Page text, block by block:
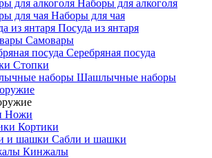
Наборы для алкоголя
Наборы для чая
Посуда из янтаря
Самовары
Серебряная посуда
Стопки
Шашлычные наборы
Ножи
Кортики
Сабли и шашки
Кинжалы